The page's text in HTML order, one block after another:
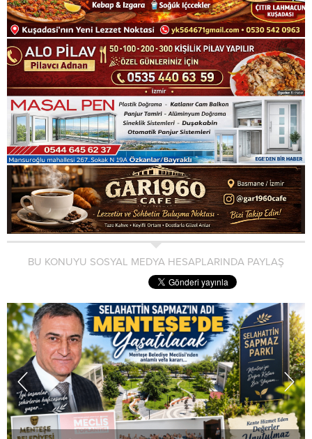
BU KONUYU SOSYAL MEDYA HESAPLARINDA PAYLAŞ